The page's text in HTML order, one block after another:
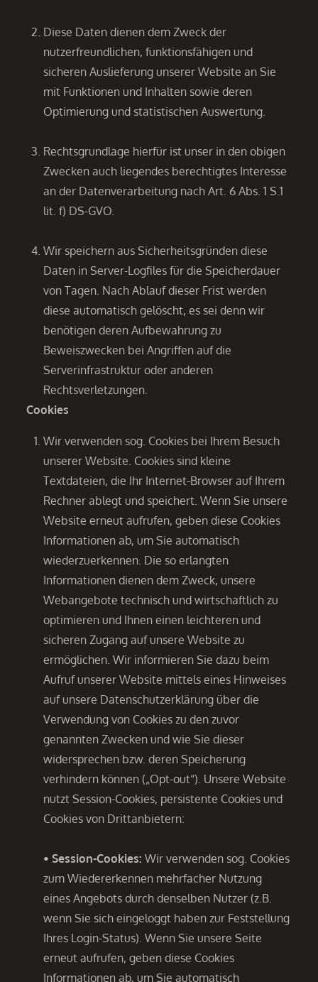
Diese Daten dienen dem Zweck der
nutzerfreundlichen, funktionsfähigen und
sicheren Auslieferung unserer Website an Sie
mit Funktionen und Inhalten sowie deren
Optimierung und statistischen Auswertung.
Rechtsgrundlage hierfür ist unser in den obigen
Zwecken auch liegendes berechtigtes Interesse
an der Datenverarbeitung nach Art. 6 Abs. 1 S.1
lit. f) DS-GVO.
Wir speichern aus Sicherheitsgründen diese
Daten in Server-Logfiles für die Speicherdauer
von Tagen. Nach Ablauf dieser Frist werden
diese automatisch gelöscht, es sei denn wir
benötigen deren Aufbewahrung zu
Beweiszwecken bei Angriffen auf die
Serverinfrastruktur oder anderen
Rechtsverletzungen.
Cookies
Wir verwenden sog. Cookies bei Ihrem Besuch
unserer Website. Cookies sind kleine
Textdateien, die Ihr Internet-Browser auf Ihrem
Rechner ablegt und speichert. Wenn Sie unsere
Website erneut aufrufen, geben diese Cookies
Informationen ab, um Sie automatisch
wiederzuerkennen. Die so erlangten
Informationen dienen dem Zweck, unsere
Webangebote technisch und wirtschaftlich zu
optimieren und Ihnen einen leichteren und
sicheren Zugang auf unsere Website zu
ermöglichen. Wir informieren Sie dazu beim
Aufruf unserer Website mittels eines Hinweises
auf unsere Datenschutzerklärung über die
Verwendung von Cookies zu den zuvor
genannten Zwecken und wie Sie dieser
widersprechen bzw. deren Speicherung
verhindern können („Opt-out“). Unsere Website
nutzt Session-Cookies, persistente Cookies und
Cookies von Drittanbietern:
• Session-Cookies: Wir verwenden sog. Cookies
zum Wiedererkennen mehrfacher Nutzung
eines Angebots durch denselben Nutzer (z.B.
wenn Sie sich eingeloggt haben zur Feststellung
Ihres Login-Status). Wenn Sie unsere Seite
erneut aufrufen, geben diese Cookies
Informationen ab, um Sie automatisch